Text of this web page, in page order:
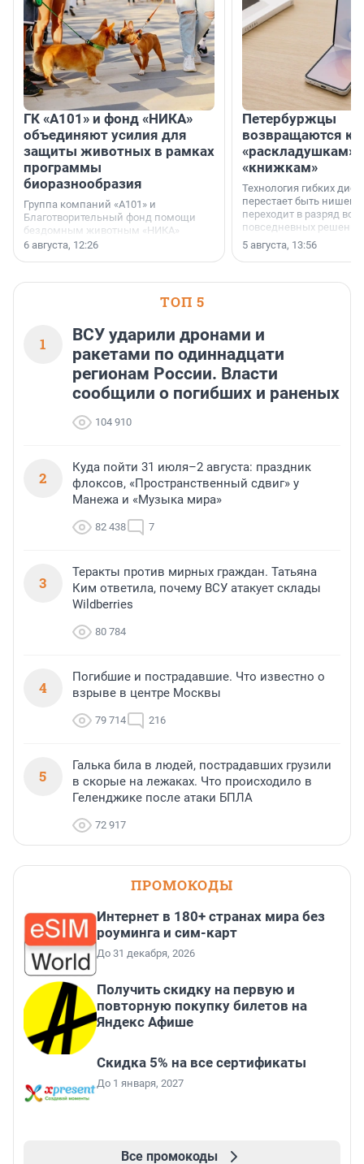
ГК «А101» и фонд «НИКА»
объединяют усилия для
защиты животных в рамках
программы
биоразнообразия
Группа компаний «А101» и
Благотворительный фонд помощи
бездомным животным «НИКА»
заключили соглашение о
6 августа, 12:26
Петербуржцы
возвращаются к
«раскладушкам»
«книжкам»
Технология гибких
перестает быть
переходит в разряд
повседневных
5 августа, 13:56
ТОП 5
1
ВСУ ударили дронами и
ракетами по одиннадцати
регионам России. Власти
сообщили о погибших и раненых
104 910
2
Куда пойти 31 июля–2 августа: праздник
флоксов, «Пространственный сдвиг» у
Манежа и «Музыка мира»
82 438 7
3
Теракты против мирных граждан. Татьяна
Ким ответила, почему ВСУ атакует склады
Wildberries
80 784
4
Погибшие и пострадавшие. Что известно о
взрыве в центре Москвы
79 714 216
5
Галька била в людей, пострадавших грузили
в скорые на лежаках. Что происходило в
Геленджике после атаки БПЛА
72 917
ПРОМОКОДЫ
Интернет в 180+ странах мира без
роуминга и сим-карт
До 31 декабря, 2026
Получить скидку на первую и
повторную покупку билетов на
Яндекс Афише
Скидка 5% на все сертификаты
До 1 января, 2027
Все промокоды